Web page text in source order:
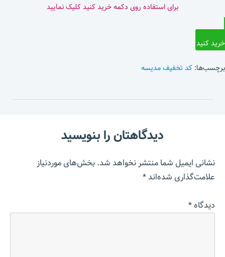
برای استفاده روی دکمه خرید کنید کلیک نمایید
خرید کنید
برچسب‌ها: کد تخفیف مدیسه
دیدگاهتان را بنویسید
نشانی ایمیل شما منتشر نخواهد شد.بخش‌های موردنیاز
علامت‌گذاری شده‌اند*
دیدگاه*